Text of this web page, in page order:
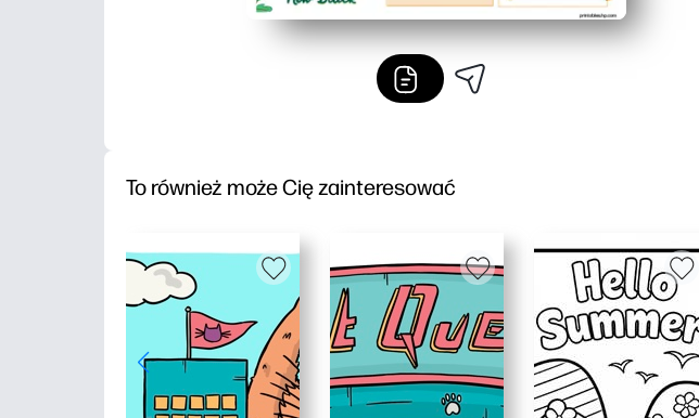
To również może Cię zainteresować